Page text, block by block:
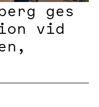
ges
vid